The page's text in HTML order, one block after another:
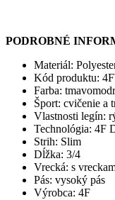
PODROBNÉ
Materiál:
Kód produktu:
Farba:
Šport: cvičenie a
Vlastnosti legín:
Technológia: 4F
Strih: Slim
Dĺžka: 3/4
Vrecká: s
Pás: vysoký pás
Výrobca: 4F